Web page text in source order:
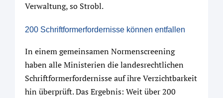
Verwaltung, so Strobl.
200 Schriftformerfordernisse können entfallen
In einem gemeinsamen Normenscreening
haben alle Ministerien die landesrechtlichen
Schriftformerfordernisse auf ihre Verzichtbarkeit
hin überprüft. Das Ergebnis: Weit über 200